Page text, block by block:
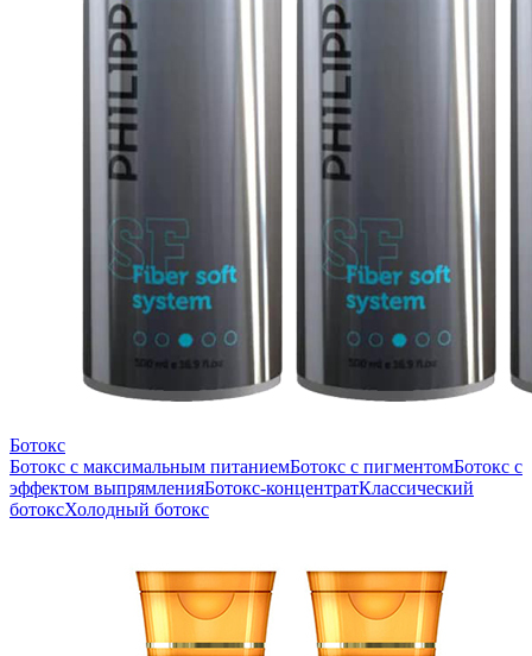
Ботокс
Ботокс с максимальным питаниемБотокс с пигментомБотокс с
эффектом выпрямленияБотокс-концентратКлассический
ботоксХолодный ботокс